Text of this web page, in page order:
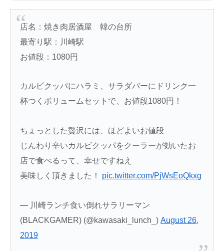
店名：焼き肉居酒屋 韓の台所
最寄り駅：川崎駅
お値段：1080円
カルビクッパにハラミ、サラダバーにドリンク一
杯つくボリュームセットで、お値段1080円！
ちょっとした贅沢には、ほどよいお値段
じんわり辛いカルビクッパをクーラーが効いたお
店で食べるって、幸せですねえ
美味しく頂きました！ pic.twitter.com/PjWsEoQkxg
— 川崎ランチ食い倒れサラリーマン
(BLACKGAMER) (@kawasaki_lunch_)August 26,
2019